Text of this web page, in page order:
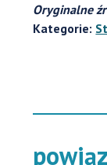
Oryginalne
Kategorie: